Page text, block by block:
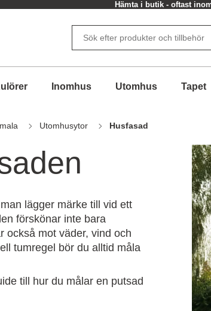
Hämta i butik - oftast
Inomhus Utomhus Tapet
Utomhusytor Husfasad
lägger märke till vid ett
förskönar inte bara
också mot väder, vind och
tumregel bör du alltid måla
till hur du målar en putsad